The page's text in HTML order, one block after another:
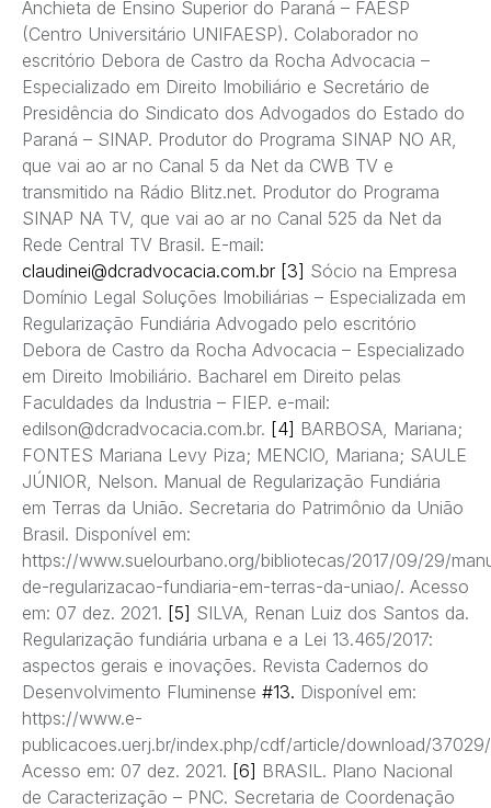
Anchieta de Ensino Superior do Paraná – FAESP
(Centro Universitário UNIFAESP). Colaborador no
escritório Debora de Castro da Rocha Advocacia –
Especializado em Direito Imobiliário e Secretário de
Presidência do Sindicato dos Advogados do Estado do
Paraná – SINAP. Produtor do Programa SINAP NO AR,
que vai ao ar no Canal 5 da Net da CWB TV e
transmitido na Rádio Blitz.net. Produtor do Programa
SINAP NA TV, que vai ao ar no Canal 525 da Net da
Rede Central TV Brasil. E-mail:
claudinei@dcradvocacia.com.br [3] Sócio na Empresa
Domínio Legal Soluções Imobiliárias – Especializada em
Regularização Fundiária Advogado pelo escritório
Debora de Castro da Rocha Advocacia – Especializado
em Direito Imobiliário. Bacharel em Direito pelas
Faculdades da Industria – FIEP. e-mail:
edilson@dcradvocacia.com.br. [4] BARBOSA, Mariana;
FONTES Mariana Levy Piza; MENCIO, Mariana; SAULE
JÚNIOR, Nelson. Manual de Regularização Fundiária
em Terras da União. Secretaria do Patrimônio da União
Brasil. Disponível em:
https://www.suelourbano.org/bibliotecas/2017/09/29/
de-regularizacao-fundiaria-em-terras-da-uniao/. Acesso
em: 07 dez. 2021. [5] SILVA, Renan Luiz dos Santos da.
Regularização fundiária urbana e a Lei 13.465/2017:
aspectos gerais e inovações. Revista Cadernos do
Desenvolvimento Fluminense #13. Disponível em:
https://www.e-
publicacoes.uerj.br/index.php/cdf/article/download/
Acesso em: 07 dez. 2021. [6] BRASIL. Plano Nacional
de Caracterização – PNC. Secretaria de Coordenação